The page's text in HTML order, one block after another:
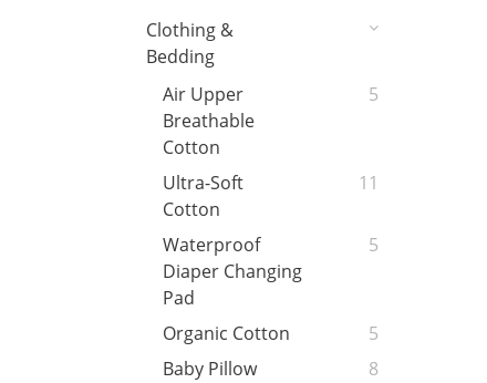
Clothing &
Bedding
Air Upper
Breathable
Cotton
5
Ultra-Soft
Cotton
11
Waterproof
Diaper Changing
Pad
5
Organic Cotton
5
Baby Pillow
8